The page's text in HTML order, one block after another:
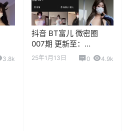
3.8k
抖音 BT富儿 微密圈
007期 更新至：
2025.1.13
25年1月13日 0 4.9k